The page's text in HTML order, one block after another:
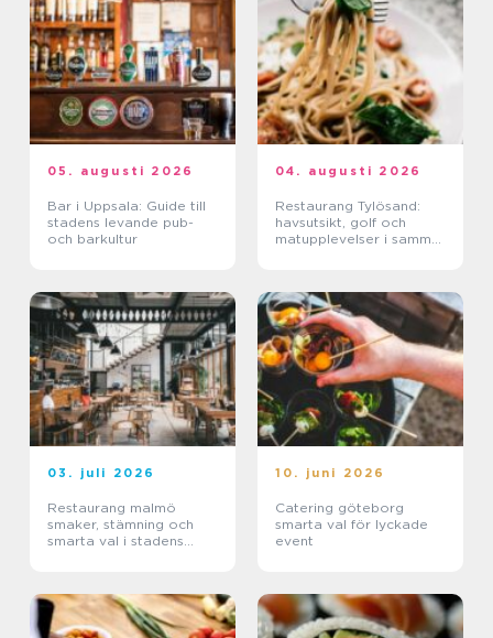
05. augusti 2026
Bar i Uppsala: Guide till
stadens levande pub-
och barkultur
04. augusti 2026
Restaurang Tylösand:
havsutsikt, golf och
matupplevelser i samma
03. juli 2026
Restaurang malmö
smaker, stämning och
smarta val i stadens
10. juni 2026
Catering göteborg
smarta val för lyckade
event